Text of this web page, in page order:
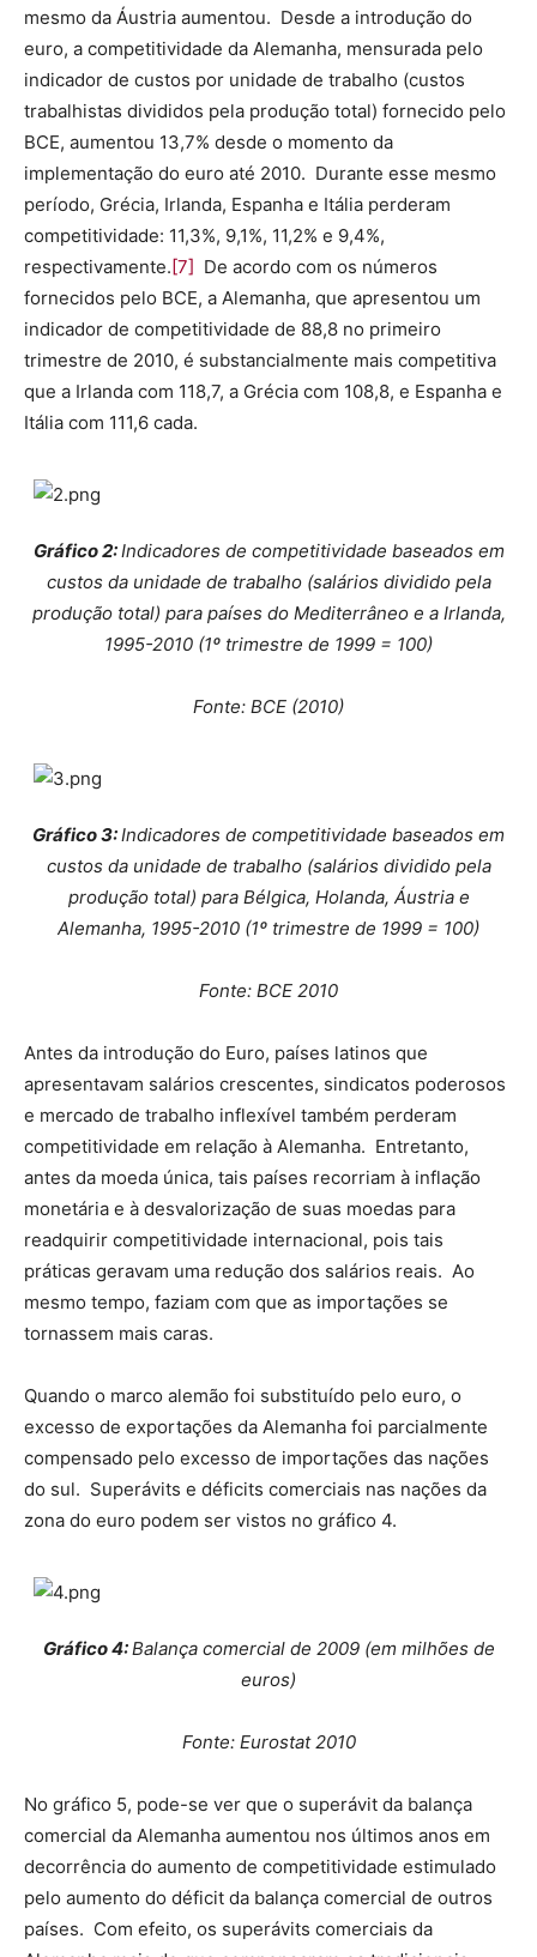
mesmo da Áustria aumentou. Desde a introdução do
euro, a competitividade da Alemanha, mensurada pelo
indicador de custos por unidade de trabalho (custos
trabalhistas divididos pela produção total) fornecido pelo
BCE, aumentou 13,7% desde o momento da
implementação do euro até 2010. Durante esse mesmo
período, Grécia, Irlanda, Espanha e Itália perderam
competitividade: 11,3%, 9,1%, 11,2% e 9,4%,
respectivamente. [7] De acordo com os números
fornecidos pelo BCE, a Alemanha, que apresentou um
indicador de competitividade de 88,8 no primeiro
trimestre de 2010, é substancialmente mais competitiva
que a Irlanda com 118,7, a Grécia com 108,8, e Espanha e
Itália com 111,6 cada.
Gráfico2:Indicadores de competitividade baseados em
custos da unidade de trabalho (salários dividido pela
produção total) para países do Mediterrâneo e a Irlanda,
1995-2010 (1º trimestre de 1999 = 100)
Fonte: BCE (2010)
Gráfico3:Indicadores de competitividade baseados em
custos da unidade de trabalho (salários dividido pela
produção total) para Bélgica, Holanda, Áustria e
Alemanha, 1995-2010 (1º trimestre de 1999 = 100)
Fonte: BCE 2010
Antes da introdução do Euro, países latinos que
apresentavam salários crescentes, sindicatos poderosos
e mercado de trabalho inflexível também perderam
competitividade em relação à Alemanha. Entretanto,
antes da moeda única, tais países recorriam à inflação
monetária e à desvalorização de suas moedas para
readquirir competitividade internacional, pois tais
práticas geravam uma redução dos salários reais. Ao
mesmo tempo, faziam com que as importações se
tornassem mais caras.
Quando o marco alemão foi substituído pelo euro, o
excesso de exportações da Alemanha foi parcialmente
compensado pelo excesso de importações das nações
do sul. Superávits e déficits comerciais nas nações da
zona do euro podem ser vistos no gráfico 4.
Gráfico4:Balança comercial de 2009 (em milhões de
euros)
Fonte: Eurostat 2010
No gráfico 5, pode-se ver que o superávit da balança
comercial da Alemanha aumentou nos últimos anos em
decorrência do aumento de competitividade estimulado
pelo aumento do déficit da balança comercial de outros
países. Com efeito, os superávits comerciais da